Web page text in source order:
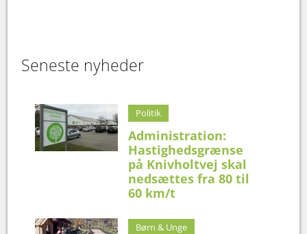
Seneste nyheder
Politik
Administration:
Hastighedsgrænse
på Knivholtvej skal
nedsættes fra 80 til
60 km/t
Børn & Unge